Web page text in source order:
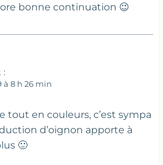
bonne continuation 😉
:
à 8 h 26 min
tout en couleurs, c’est sympa
d’oignon apporte à
🙂